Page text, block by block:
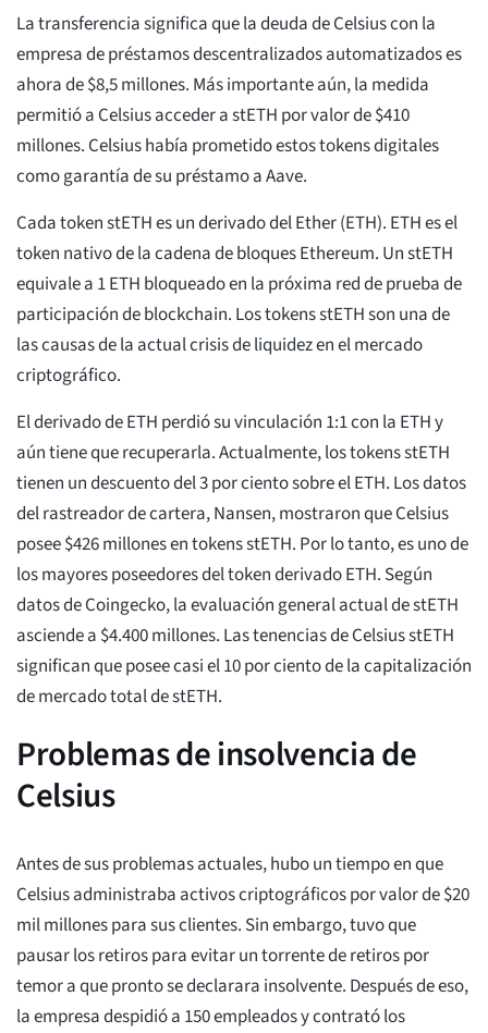
La transferencia significa que la deuda de Celsius con la
empresa de préstamos descentralizados automatizados es
ahora de $8,5 millones. Más importante aún, la medida
permitió a Celsius acceder a stETH por valor de $410
millones. Celsius había prometido estos tokens digitales
como garantía de su préstamo a Aave.
Cada token stETH es un derivado del Ether (ETH). ETH es el
token nativo de la cadena de bloques Ethereum. Un stETH
equivale a 1 ETH bloqueado en la próxima red de prueba de
participación de blockchain. Los tokens stETH son una de
las causas de la actual crisis de liquidez en el mercado
criptográfico.
El derivado de ETH perdió su vinculación 1:1 con la ETH y
aún tiene que recuperarla. Actualmente, los tokens stETH
tienen un descuento del 3 por ciento sobre el ETH. Los datos
del rastreador de cartera, Nansen, mostraron que Celsius
posee $426 millones en tokens stETH. Por lo tanto, es uno de
los mayores poseedores del token derivado ETH. Según
datos de Coingecko, la evaluación general actual de stETH
asciende a $4.400 millones. Las tenencias de Celsius stETH
significan que posee casi el 10 por ciento de la capitalización
de mercado total de stETH.
Problemas de insolvencia de
Celsius
Antes de sus problemas actuales, hubo un tiempo en que
Celsius administraba activos criptográficos por valor de $20
mil millones para sus clientes. Sin embargo, tuvo que
pausar los retiros para evitar un torrente de retiros por
temor a que pronto se declarara insolvente. Después de eso,
la empresa despidió a 150 empleados y contrató los